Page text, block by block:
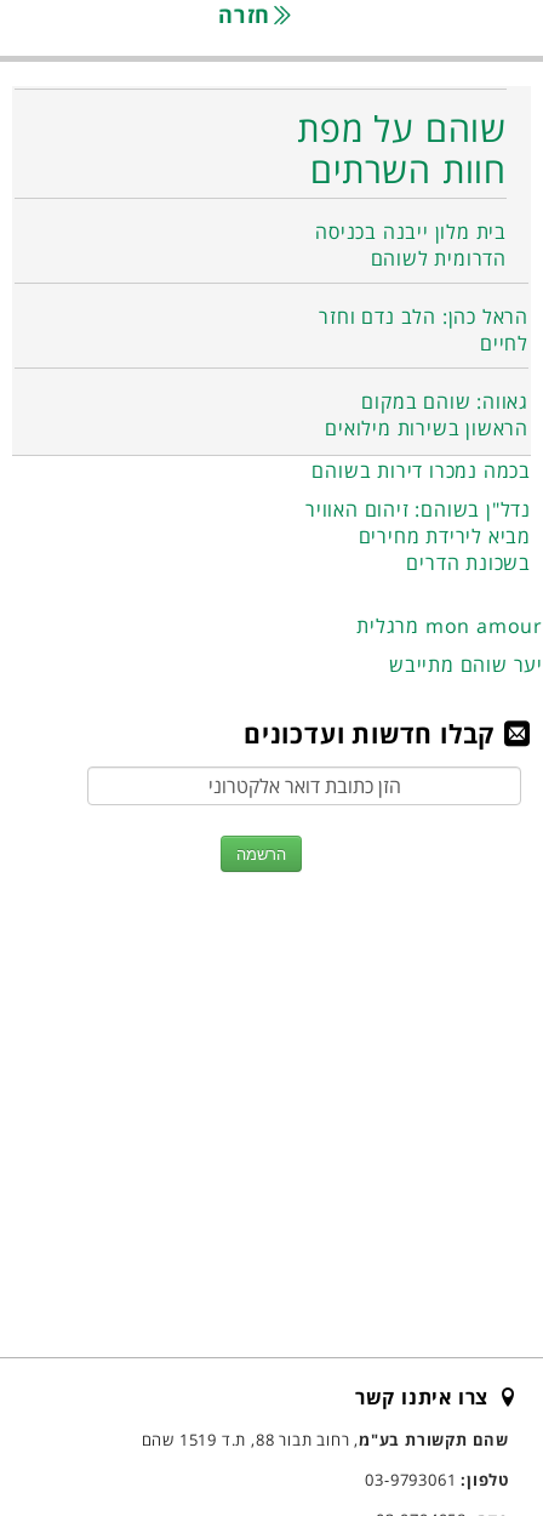
חזרה
שוהם על מפת
חוות השרתים
בית מלון ייבנה בכניסה
הדרומית לשוהם
הראל כהן: הלב נדם וחזר
לחיים
גאווה: שוהם במקום
הראשון בשירות מילואים
בכמה נמכרו דירות בשוהם
נדל"ן בשוהם: זיהום האוויר
מביא לירידת מחירים
בשכונת הדרים
מרגלית mon amour
יער שוהם מתייבש
קבלו חדשות ועדכונים
צרו איתנו קשר
שהם תקשורת בע"מ, רחוב תבור 88, ת.ד 1519 שהם
טלפון:03-9793061